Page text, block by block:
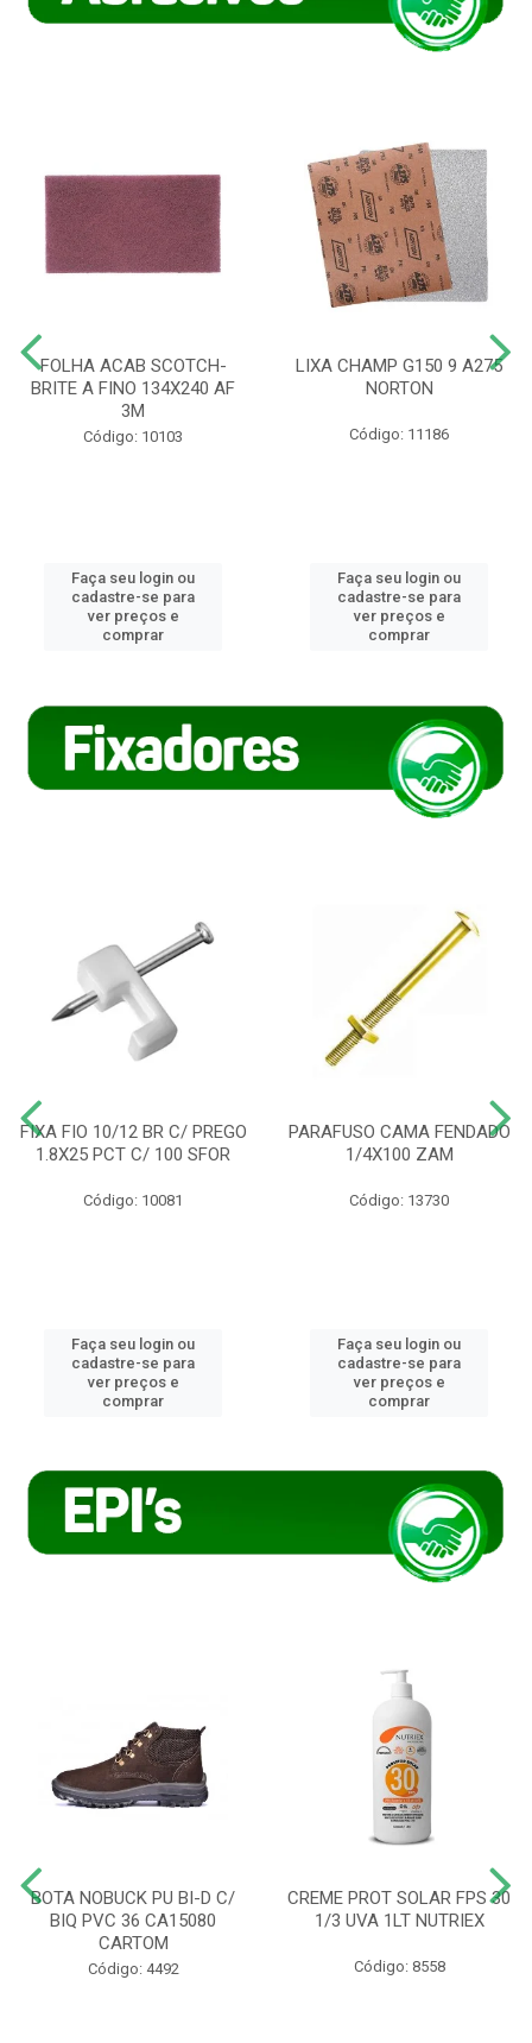
FOLHA ACAB SCOTCH-
BRITE A FINO 134X240 AF
3M
Código: 10103
Faça seu login ou
cadastre-se para
ver preços e
comprar
LIXA CHAMP G150 9 A275
NORTON
Código: 11186
Faça seu login ou
cadastre-se para
ver preços e
comprar
FIXA FIO 10/12 BR C/ PREGO
1.8X25 PCT C/ 100 SFOR
Código: 10081
Faça seu login ou
cadastre-se para
ver preços e
comprar
PARAFUSO CAMA FENDADO
1/4X100 ZAM
Código: 13730
Faça seu login ou
cadastre-se para
ver preços e
comprar
BOTA NOBUCK PU BI-D C/
BIQ PVC 36 CA15080
CARTOM
Código: 4492
CREME PROT SOLAR FPS 30
1/3 UVA 1LT NUTRIEX
Código: 8558